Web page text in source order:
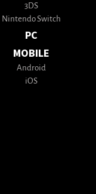
3DS
Nintendo Switch
PC
MOBILE
Android
iOS